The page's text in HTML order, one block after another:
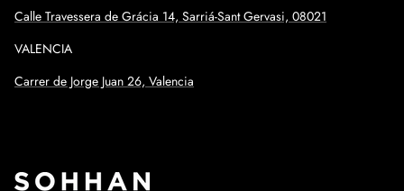
Calle Travessera de Grácia 14, Sarriá-Sant Gervasi, 08021
VALENCIA
Carrer de Jorge Juan 26, Valencia